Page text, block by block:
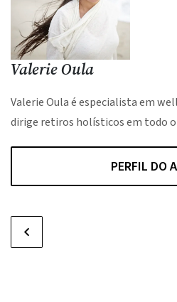
Valerie Oula
Valerie Oula é especialista em
dirige retiros holísticos em todo
PERFIL DO